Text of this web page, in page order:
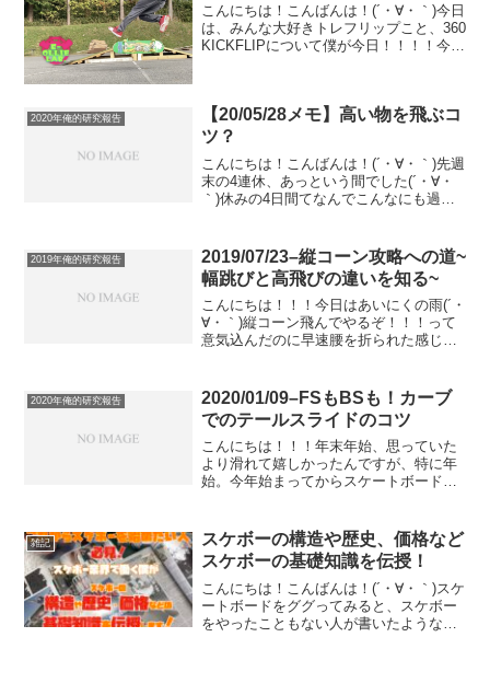
こんにちは！こんばんは！(´・∀・｀)今日
は、みんな大好きトレフリップこと、360
KICKFLIPについて僕が今日！！！！今日
2020年俺的研究報告
【20/05/28メモ】高い物を飛ぶコ
ツ？
こんにちは！こんばんは！(´・∀・｀)先週
末の4連休、あっという間でした(´・∀・
｀)休みの4日間てなんでこんなにも過ぎ
今日のメモは、僕が超絶苦手な高い物を
オーリ...
2019年俺的研究報告
2019/07/23–縦コーン攻略への道~
幅跳びと高飛びの違いを知る~
こんにちは！！！今日はあいにくの雨(´・
∀・｀)縦コーン飛んでやるぞ！！！って
意気込んだのに早速腰を折られた感じで
条書きでハイオーリーを実現するために
必要そうなこ...
2020年俺的研究報告
2020/01/09–FSもBSも！カーブ
でのテールスライドのコツ
こんにちは！！！年末年始、思っていた
より滑れて嬉しかったんですが、特に年
始。今年始まってからスケートボードへ
∀・｀)ってちょっとワクワクしてます。
今年大成長しちゃう...
雑記
スケボーの構造や歴史、価格など
スケボーの基礎知識を伝授！
こんにちは！こんばんは！(´・∀・｀)スケ
ートボードをググってみると、スケボー
をやったこともない人が書いたような記